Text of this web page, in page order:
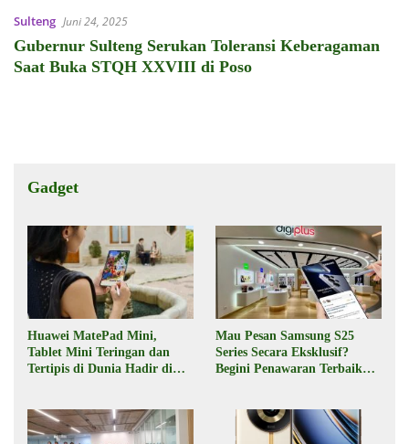
Sulteng Juni 24, 2025
Gubernur Sulteng Serukan Toleransi Keberagaman
Saat Buka STQH XXVIII di Poso
Gadget
Huawei MatePad Mini,
Tablet Mini Teringan dan
Tertipis di Dunia Hadir di
Mau Pesan Samsung S25
Series Secara Eksklusif?
Begini Penawaran Terbaik